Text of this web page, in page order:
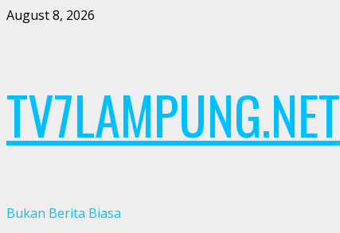
Skip
August 8, 2026
TV7LAMPUNG.NET
Bukan Berita Biasa